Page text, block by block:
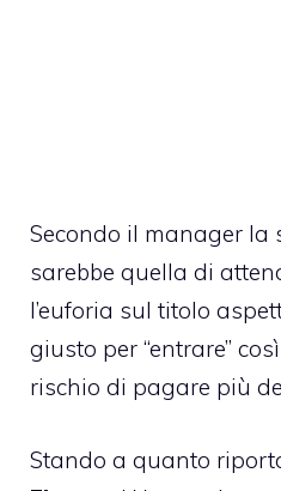
Secondo il manager la
sarebbe quella di
l’euforia sul titolo
giusto per “entrare”
rischio di pagare più
Stando a quanto